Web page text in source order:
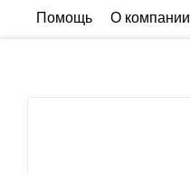
Помощь О компании